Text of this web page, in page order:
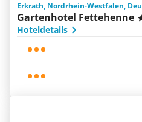
Erkrath, Nordrhein-Westfalen,
Gartenhotel Fettehenne
Hoteldetails